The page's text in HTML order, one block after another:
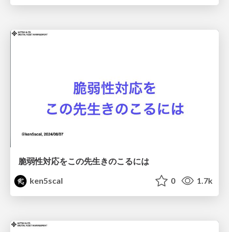
脆弱性対応をこの先生きのこるには
ken5scal
0 1.7k